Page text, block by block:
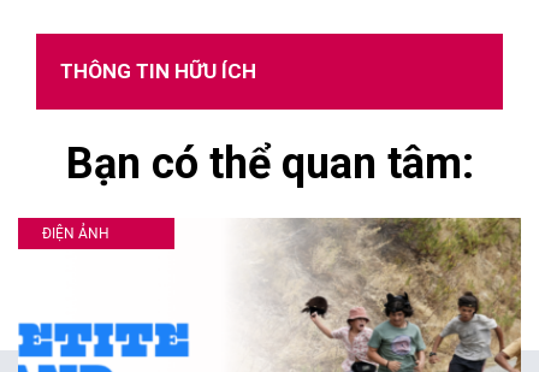
THÔNG TIN HỮU ÍCH
Bạn có thể quan tâm:
ĐIỆN ẢNH